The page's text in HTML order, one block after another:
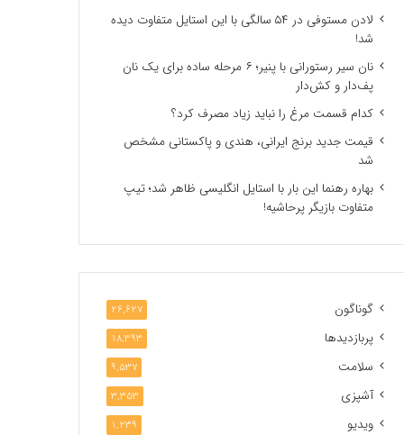
لادن مستوفی در ۵۴ سالگی با این استایل متفاوت دیده
شد!
نان سیر رستورانی با پنیر؛ ۶ مرحله ساده برای یک نان
پف‌دار و کش‌دار
کدام قسمت مرغ را نباید زیاد مصرف کرد؟
قیمت جدید برنج ایرانی، هندی و پاکستانی مشخص
شد
بهاره رهنما این بار با استایل انگلیسی ظاهر شد؛ تیپ
متفاوت بازیگر پرحاشیه!
گوناگون 26,627
پربازدیدها 18,393
سلامت 9,537
آشپزی 3,353
ویدیو 1,239